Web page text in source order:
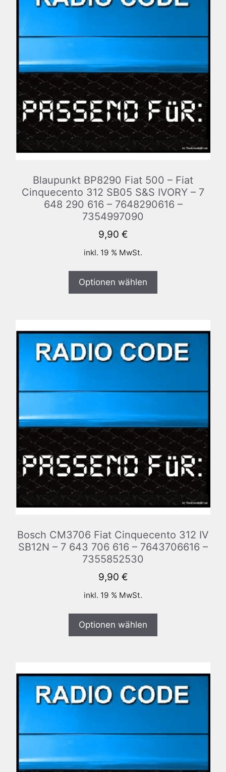
Blaupunkt BP8290 Fiat 500 – Fiat
Cinquecento 312 SB05 S&S IVORY – 7
648 290 616 – 7648290616 –
7354997090
9,90 €
inkl. 19 % MwSt.
Optionen wählen
Bosch CM3706 Fiat Cinquecento 312 IV
SB12N – 7 643 706 616 – 7643706616 –
7355852530
9,90 €
inkl. 19 % MwSt.
Optionen wählen